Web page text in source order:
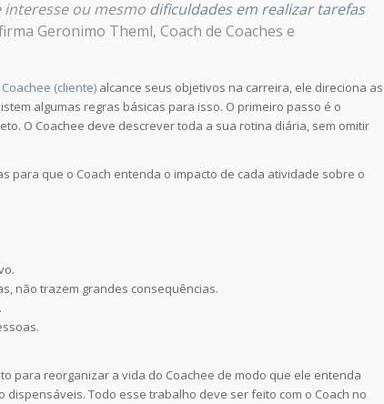
interesse ou mesmo dificuldades em realizar tarefas
Geronimo Theml, Coach de Coaches e
Coachee (cliente) alcance seus objetivos na carreira, ele direciona as
algumas regras básicas para isso. O primeiro passo é o
O Coachee deve descrever toda a sua rotina diária, sem omitir
para que o Coach entenda o impacto de cada atividade sobre o
não trazem grandes consequências.
para reorganizar a vida do Coachee de modo que ele entenda
Todo esse trabalho deve ser feito com o Coach no